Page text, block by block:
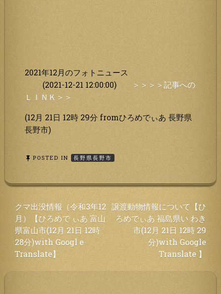
2021年12月のフォトニュース
(2021-12-21 12:00:00)
＞＞＞＞記事への
ＬＩＮＫ＞＞
(12月 21日 12時 29分 fromひろめでぃあ 長野県
長野市)
POSTED IN 長野県長野市
投
稿
ナ
ビ
クマ出没情報（令和3年12
月）【ひろめで ぃあ 富山
県富山市(12月 21日 12時
28分)with Googl e
Translate】
譲渡動物情報について【ひ
ろめでぃあ 福島県い わき
市(12月 21日 12時 29
分)with Google
Translate 】